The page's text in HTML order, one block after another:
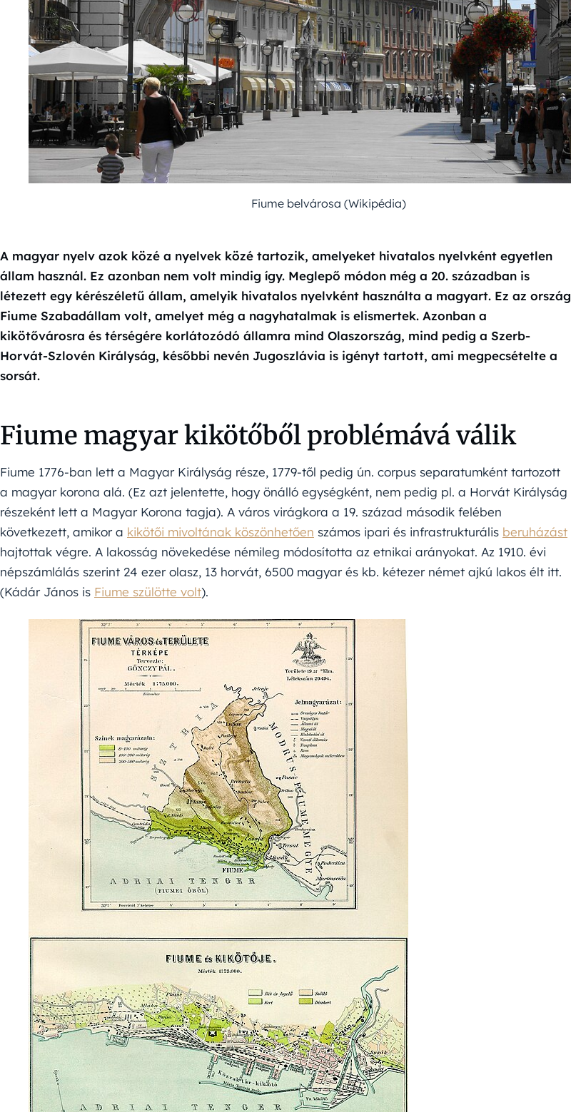
Fiume belvárosa (Wikipédia)
A magyar nyelv azok közé a nyelvek közé tartozik, amelyeket hivatalos nyelvként egyetlen
állam használ. Ez azonban nem volt mindig így. Meglepő módon még a 20. században is
létezett egy kérészéletű állam, amelyik hivatalos nyelvként használta a magyart. Ez az ország
Fiume Szabadállam volt, amelyet még a nagyhatalmak is elismertek. Azonban a
kikötővárosra és térségére korlátozódó államra mind Olaszország, mind pedig a Szerb-
Horvát-Szlovén Királyság, későbbi nevén Jugoszlávia is igényt tartott, ami megpecsételte a
sorsát.
Fiume magyar kikötőből problémává válik
Fiume 1776-ban lett a Magyar Királyság része, 1779-től pedig ún. corpus separatumként tartozott
a magyar korona alá. (Ez azt jelentette, hogy önálló egységként, nem pedig pl. a Horvát Királyság
részeként lett a Magyar Korona tagja). A város virágkora a 19. század második felében
következett, amikor a kikötői mivoltának köszönhetően számos ipari és infrastrukturális beruházást
hajtottak végre. A lakosság növekedése némileg módosította az etnikai arányokat. Az 1910. évi
népszámlálás szerint 24 ezer olasz, 13 horvát, 6500 magyar és kb. kétezer német ajkú lakos élt itt.
(Kádár János is Fiume szülötte volt).